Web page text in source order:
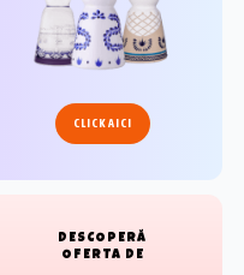
CLICK AICI
DESCOPERĂ
OFERTA DE